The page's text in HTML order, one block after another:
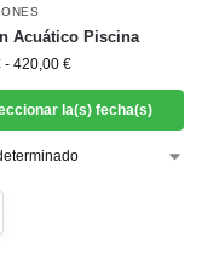
Acuático Piscina
- 420,00 €
la(s) fecha(s)